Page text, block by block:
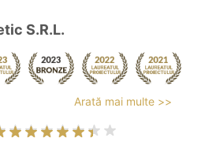
S.R.L.
Arată mai multe >>